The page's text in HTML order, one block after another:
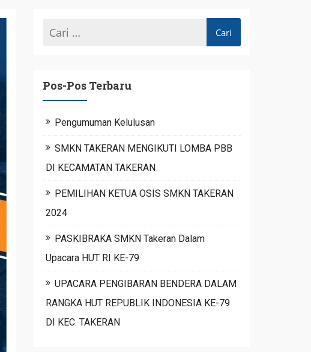
Pos-Pos Terbaru
Pengumuman Kelulusan
SMKN TAKERAN MENGIKUTI LOMBA PBB
DI KECAMATAN TAKERAN
PEMILIHAN KETUA OSIS SMKN TAKERAN
2024
PASKIBRAKA SMKN Takeran Dalam
Upacara HUT RI KE-79
UPACARA PENGIBARAN BENDERA DALAM
RANGKA HUT REPUBLIK INDONESIA KE-79
DI KEC. TAKERAN